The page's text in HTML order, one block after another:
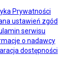
Prywatności
ustawień zgód
serwisu
o nadawcy
dostępności